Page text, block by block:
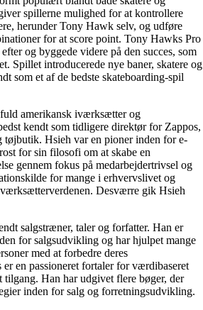
spillerne mulighed for at kontrollere
herunder Tony Hawk selv, og udføre
for at score point. Tony Hawks Pro
og byggede videre på den succes, som
Spillet introducerede nye baner, skatere og
som et af de bedste skateboarding-spil
amerikansk iværksætter og
kendt som tidligere direktør for Zappos,
Hsieh var en pioner inden for e-
for sin filosofi om at skabe en
gennem fokus på medarbejdertrivsel og
for mange i erhvervslivet og
Desværre gik Hsieh
salgstræner, taler og forfatter. Han er
for salgsudvikling og har hjulpet mange
med at forbedre deres
en passioneret fortaler for værdibaseret
tilgang. Han har udgivet flere bøger, der
inden for salg og forretningsudvikling.